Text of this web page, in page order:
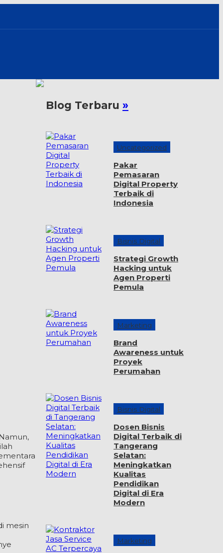
mesin
Blog Terbaru »
Uncategorized
Pakar
Pemasaran
Digital Property
Terbaik di
Indonesia
Bisnis Digital
Strategi Growth
Hacking untuk
Agen Properti
Pemula
Marketing
Brand
Awareness untuk
Proyek
Perumahan
Bisnis Digital
Dosen Bisnis
Digital Terbaik di
Tangerang
Selatan:
Meningkatkan
Kualitas
Pendidikan
Digital di Era
Modern
Marketing